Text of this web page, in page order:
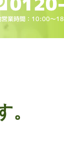
業時間：10:00～18